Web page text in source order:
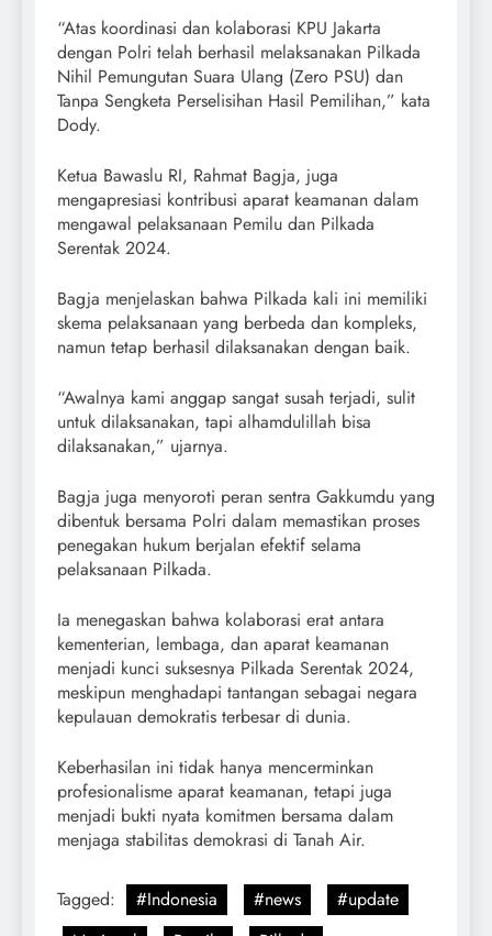
“Atas koordinasi dan kolaborasi KPU Jakarta
dengan Polri telah berhasil melaksanakan Pilkada
Nihil Pemungutan Suara Ulang (Zero PSU) dan
Tanpa Sengketa Perselisihan Hasil Pemilihan,” kata
Dody.
Ketua Bawaslu RI, Rahmat Bagja, juga
mengapresiasi kontribusi aparat keamanan dalam
mengawal pelaksanaan Pemilu dan Pilkada
Serentak 2024.
Bagja menjelaskan bahwa Pilkada kali ini memiliki
skema pelaksanaan yang berbeda dan kompleks,
namun tetap berhasil dilaksanakan dengan baik.
“Awalnya kami anggap sangat susah terjadi, sulit
untuk dilaksanakan, tapi alhamdulillah bisa
dilaksanakan,” ujarnya.
Bagja juga menyoroti peran sentra Gakkumdu yang
dibentuk bersama Polri dalam memastikan proses
penegakan hukum berjalan efektif selama
pelaksanaan Pilkada.
Ia menegaskan bahwa kolaborasi erat antara
kementerian, lembaga, dan aparat keamanan
menjadi kunci suksesnya Pilkada Serentak 2024,
meskipun menghadapi tantangan sebagai negara
kepulauan demokratis terbesar di dunia.
Keberhasilan ini tidak hanya mencerminkan
profesionalisme aparat keamanan, tetapi juga
menjadi bukti nyata komitmen bersama dalam
menjaga stabilitas demokrasi di Tanah Air.
Tagged: #Indonesia #news
#update